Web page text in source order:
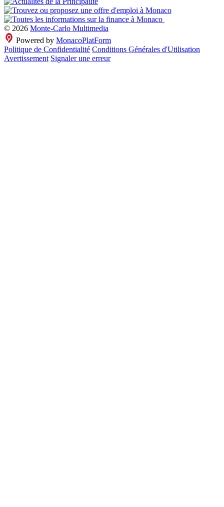
© 2026 Monte-Carlo Multimedia
Powered by MonacoPlatForm
Politique de Confidentialité Conditions Générales d'Utilisation
Avertissement Signaler une erreur